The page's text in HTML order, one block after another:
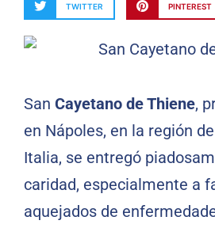
TWITTER PINTEREST
San Cayetano de Thiene,
en Nápoles, en la región
Italia, se entregó
caridad, especialmente a
aquejados de